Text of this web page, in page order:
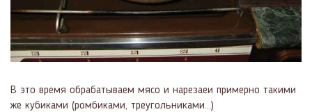
В это время обрабатываем мясо и нарезаеи примерно такими
же кубиками (ромбиками, треугольниками...)